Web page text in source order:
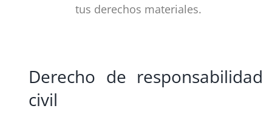
tus derechos materiales.
Derecho de responsabilidad
civil